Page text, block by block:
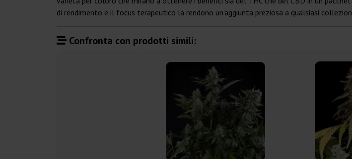
di rendimento e il focus terapeutico la rendono un'aggiunta preziosa a qualsiasi
Confronta con prodotti simili: